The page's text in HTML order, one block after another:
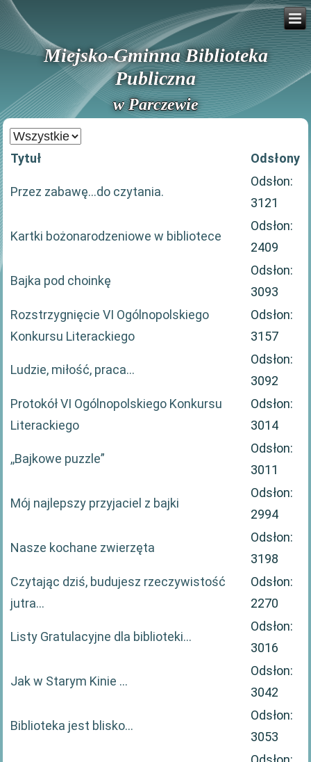
Miejsko-Gminna Biblioteka
Publiczna
w Parczewie
Pokaż
#
Tytuł Odsłony
Przez zabawę…do czytania.
Odsłon:
3121
Kartki bożonarodzeniowe w bibliotece
Odsłon:
2409
Bajka pod choinkę
Odsłon:
3093
Rozstrzygnięcie VI Ogólnopolskiego
Konkursu Literackiego
Odsłon:
3157
Ludzie, miłość, praca...
Odsłon:
3092
Protokół VI Ogólnopolskiego Konkursu
Literackiego
Odsłon:
3014
,,Bajkowe puzzle”
Odsłon:
3011
Mój najlepszy przyjaciel z bajki
Odsłon:
2994
Nasze kochane zwierzęta
Odsłon:
3198
Czytając dziś, budujesz rzeczywistość
jutra…
Odsłon:
2270
Listy Gratulacyjne dla biblioteki…
Odsłon:
3016
Jak w Starym Kinie …
Odsłon:
3042
Biblioteka jest blisko…
Odsłon:
3053